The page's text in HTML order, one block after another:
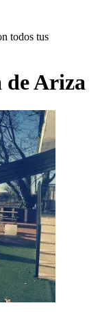
todos tus
de Ariza